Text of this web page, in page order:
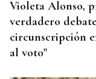
Violeta Alonso,
verdadero
circunscripción
al voto"